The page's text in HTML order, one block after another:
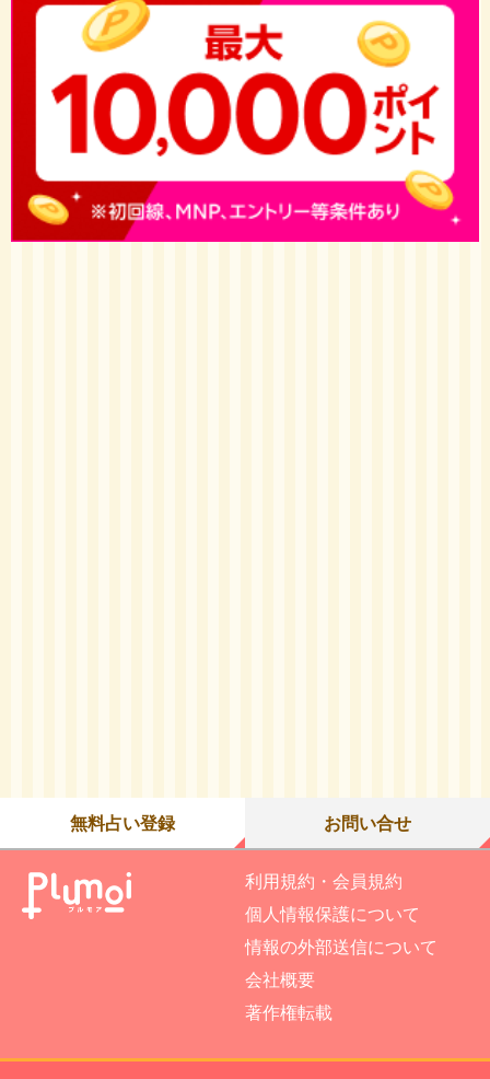
無料占い登録 お問い合せ
利用規約・会員規約
個人情報保護について
情報の外部送信について
会社概要
著作権転載